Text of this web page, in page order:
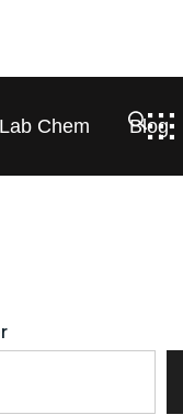
Lab Chem Blog